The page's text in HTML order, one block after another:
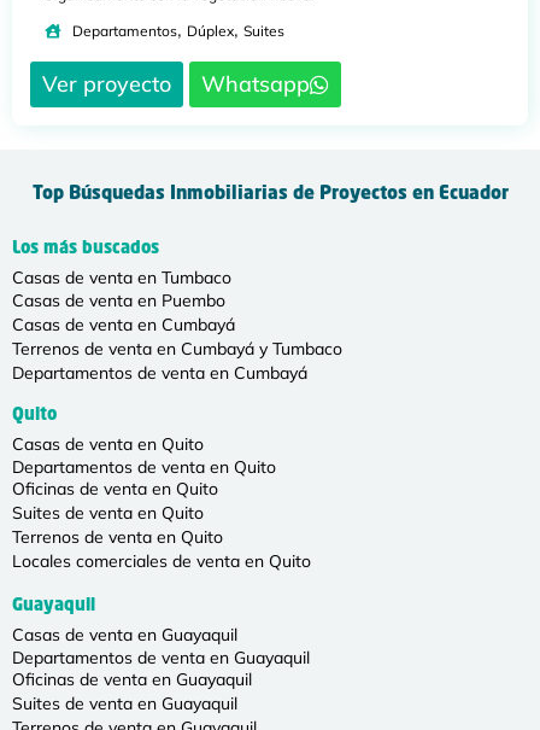
Departamentos, Dúplex, Suites
Ver proyecto Whatsapp
Top Búsquedas Inmobiliarias de Proyectos en Ecuador
Los más buscados
Casas de venta en Tumbaco
Casas de venta en Puembo
Casas de venta en Cumbayá
Terrenos de venta en Cumbayá y Tumbaco
Departamentos de venta en Cumbayá
Quito
Casas de venta en Quito
Departamentos de venta en Quito
Oficinas de venta en Quito
Suites de venta en Quito
Terrenos de venta en Quito
Locales comerciales de venta en Quito
Guayaquil
Casas de venta en Guayaquil
Departamentos de venta en Guayaquil
Oficinas de venta en Guayaquil
Suites de venta en Guayaquil